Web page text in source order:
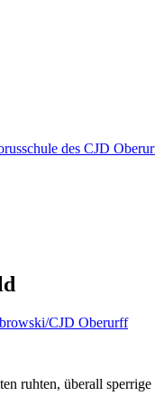
des CJD
ruhten, überall